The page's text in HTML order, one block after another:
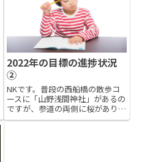
2022年の目標の進捗状況
②
NKです。普段の西船橋の散歩コ
ースに「山野浅間神社」があるの
ですが、参道の両側に桜があり、
とてもきれいでした。今はもう葉